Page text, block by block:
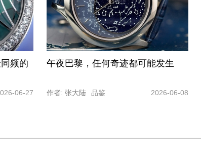
频的
06-27
午夜巴黎，任何奇迹都可能发生
作者: 张大陆 品鉴 2026-06-08